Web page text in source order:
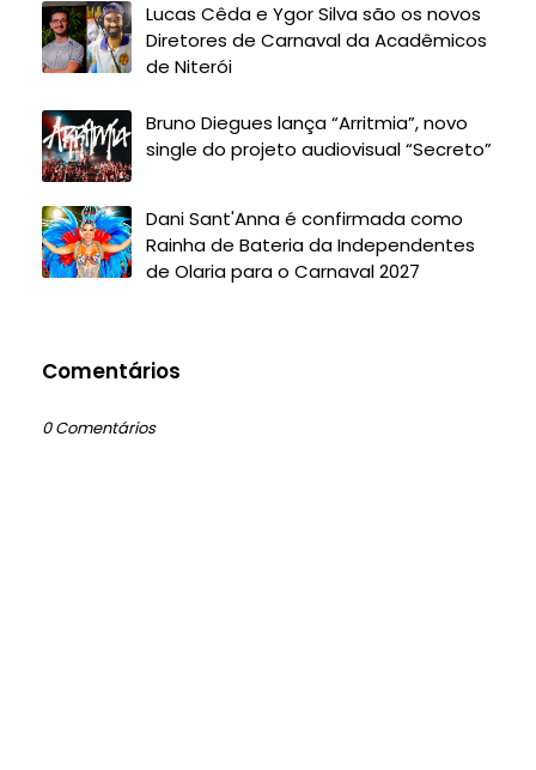
Lucas Cêda e Ygor Silva são os novos
Diretores de Carnaval da Acadêmicos
de Niterói
Bruno Diegues lança “Arritmia”, novo
single do projeto audiovisual “Secreto”
Dani Sant'Anna é confirmada como
Rainha de Bateria da Independentes
de Olaria para o Carnaval 2027
Comentários
0 Comentários